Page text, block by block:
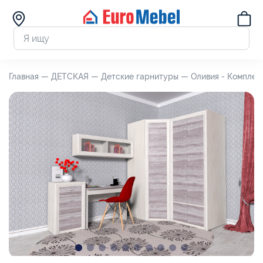
Главная — ДЕТСКАЯ — Детские гарнитуры — Оливия -